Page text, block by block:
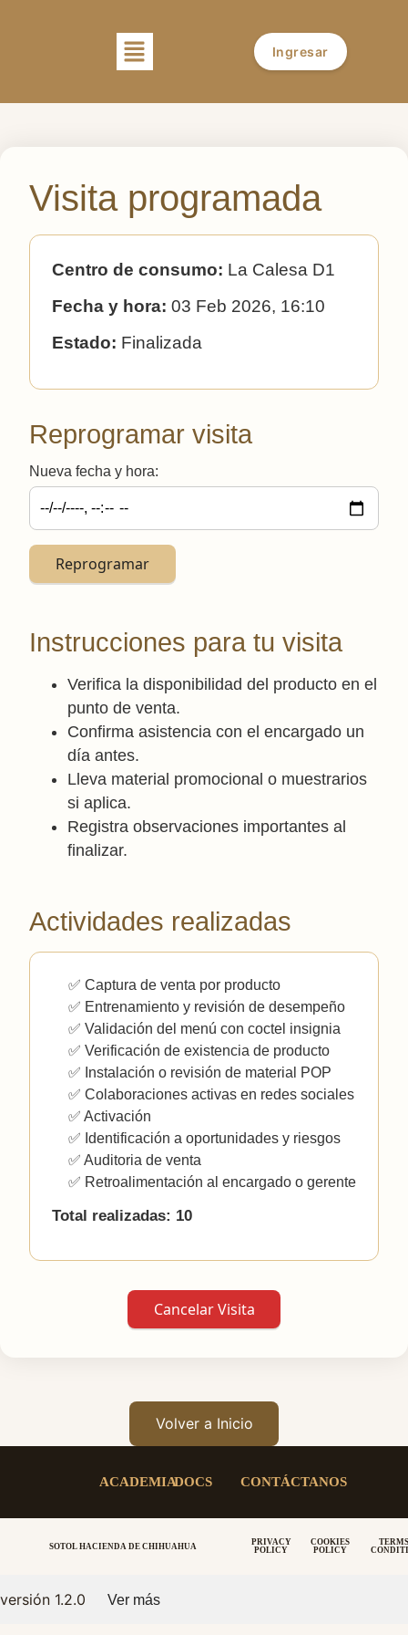
Ingresar
Visita programada
Centro de consumo: La Calesa D1
Fecha y hora: 03 Feb 2026, 16:10
Estado: Finalizada
Reprogramar visita
Nueva fecha y hora:
Reprogramar
Instrucciones para tu visita
Verifica la disponibilidad del producto en el
punto de venta.
Confirma asistencia con el encargado un
día antes.
Lleva material promocional o muestrarios
si aplica.
Registra observaciones importantes al
finalizar.
Actividades realizadas
✅ Captura de venta por producto
✅ Entrenamiento y revisión de desempeño
✅ Validación del menú con coctel insignia
✅ Verificación de existencia de producto
✅ Instalación o revisión de material POP
✅ Colaboraciones activas en redes sociales
✅ Activación
✅ Identificación a oportunidades y riesgos
✅ Auditoria de venta
✅ Retroalimentación al encargado o gerente
Total realizadas: 10
Cancelar Visita
Volver a Inicio
ACADEMIADOCS CONTÁCTANOS
SOTOL HACIENDA DE CHIHUAHUA
PRIVACY
POLICY
COOKIES
POLICY
versión 1.2.0 Ver más